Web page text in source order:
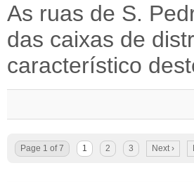
As ruas de S.
das caixas de
característico
Page 1 of 7 1 2 3 Next ›